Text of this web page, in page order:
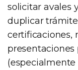
solicitar avales
duplicar
certificaciones,